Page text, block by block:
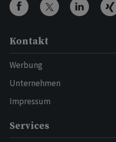
Kontakt
Werbung
Unternehmen
Impressum
Services